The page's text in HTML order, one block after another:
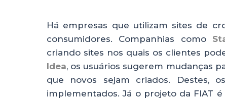
Há empresas que utilizam sites de
consumidores. Companhias como
criando sites nos quais os clientes
Idea, os usuários sugerem mudanças
que novos sejam criados. Destes,
implementados. Já o projeto da FIAT